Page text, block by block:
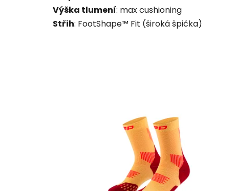
Výška tlumení: max cushioning
Střih: FootShape™ Fit (široká špička)